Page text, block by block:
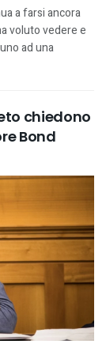
a farsi ancora
voluto vedere e
ad una
chiedono
Bond